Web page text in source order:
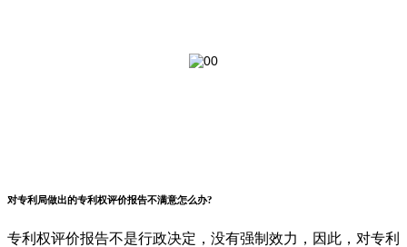
对专利局做出的专利权评价报告不满意怎么办?
专利权评价报告不是行政决定，没有强制效力，因此，对专利